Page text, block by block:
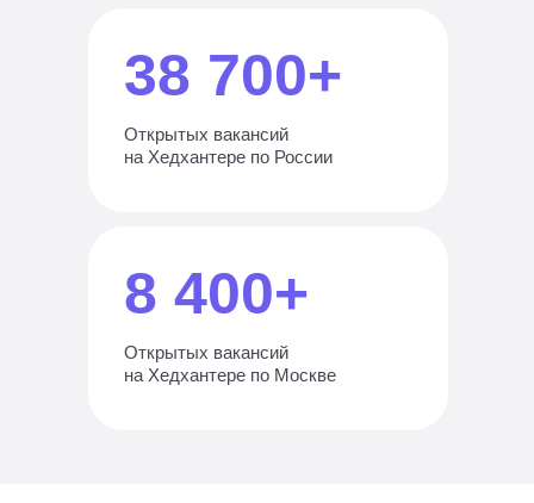
38 700+
Открытых вакансий
на Хедхантере по России
8 400+
Открытых вакансий
на Хедхантере по Москве